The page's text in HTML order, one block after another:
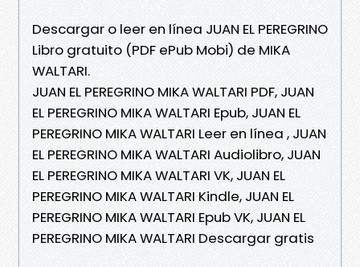
Descargar o leer en línea JUAN EL PEREGRINO
Libro gratuito (PDF ePub Mobi) de MIKA
WALTARI.
JUAN EL PEREGRINO MIKA WALTARI PDF, JUAN
EL PEREGRINO MIKA WALTARI Epub, JUAN EL
PEREGRINO MIKA WALTARI Leer en línea , JUAN
EL PEREGRINO MIKA WALTARI Audiolibro, JUAN
EL PEREGRINO MIKA WALTARI VK, JUAN EL
PEREGRINO MIKA WALTARI Kindle, JUAN EL
PEREGRINO MIKA WALTARI Epub VK, JUAN EL
PEREGRINO MIKA WALTARI Descargar gratis